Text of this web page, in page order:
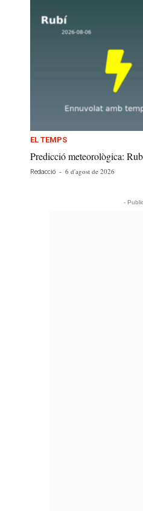
EL TEMPS
Predicció meteorològica:
Redacció - 6 d'agost de 2026
-